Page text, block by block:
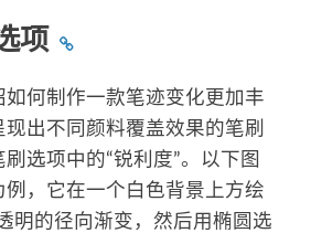
项
何制作一款笔迹变化更加丰
出不同颜料覆盖效果的笔刷
选项中的“锐利度”。以下图
，它在一个白色背景上方绘
明的径向渐变，然后用椭圆选